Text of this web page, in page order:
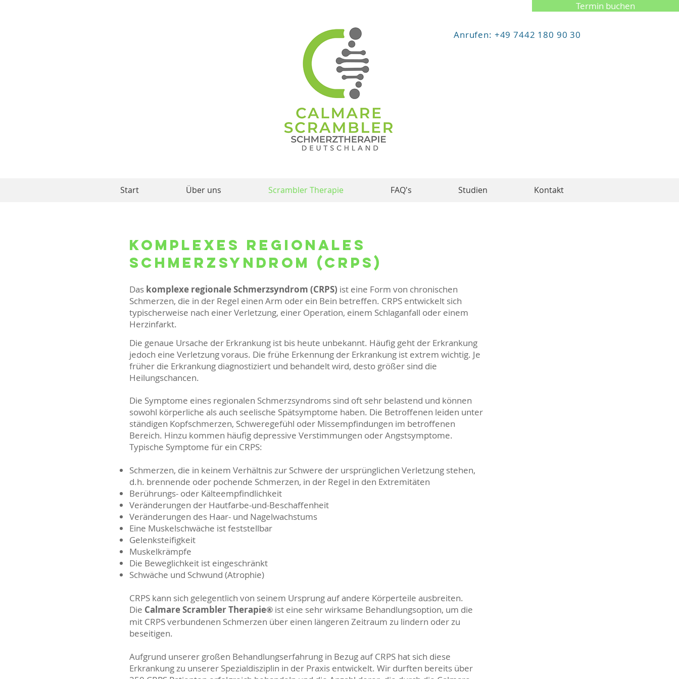
Termin buchen
Anrufen: +49 7442 180 90 30
Start Über uns Scrambler Therapie FAQ's Studien Kontakt
Komplexes regionales
Schmerzsyndrom (CRPS)
Das komplexe regionale Schmerzsyndrom (CRPS) ist eine Form von chronischen
Schmerzen, die in der Regel einen Arm oder ein Bein betreffen. CRPS entwickelt sich
typischerweise nach einer Verletzung, einer Operation, einem Schlaganfall oder einem
Herzinfarkt.
Die genaue Ursache der Erkrankung ist bis heute unbekannt. Häufig geht der Erkrankung
jedoch eine Verletzung voraus. Die frühe Erkennung der Erkrankung ist extrem wichtig. Je
früher die Erkrankung diagnostiziert und behandelt wird, desto größer sind die
Heilungschancen.
Die Symptome eines regionalen Schmerzsyndroms sind oft sehr belastend und können
sowohl körperliche als auch seelische Spätsymptome haben. Die Betroffenen leiden unter
ständigen Kopfschmerzen, Schweregefühl oder Missempfindungen im betroffenen
Bereich. Hinzu kommen häufig depressive Verstimmungen oder Angstsymptome.
Typische Symptome für ein CRPS:
Schmerzen, die in keinem Verhältnis zur Schwere der ursprünglichen Verletzung stehen,
d.h. brennende oder pochende Schmerzen, in der Regel in den Extremitäten
Berührungs- oder Kälteempfindlichkeit
Veränderungen der Hautfarbe-und-Beschaffenheit
Veränderungen des Haar- und Nagelwachstums
Eine Muskelschwäche ist feststellbar
Gelenksteifigkeit
Muskelkrämpfe
Die Beweglichkeit ist eingeschränkt
Schwäche und Schwund (Atrophie)​
CRPS kann sich gelegentlich von seinem Ursprung auf andere Körperteile ausbreiten.
Die Calmare Scrambler Therapie® ist eine sehr wirksame Behandlungsoption, um die
mit CRPS verbundenen Schmerzen über einen längeren Zeitraum zu lindern oder zu
beseitigen.
Aufgrund unserer großen Behandlungserfahrung in Bezug auf CRPS hat sich diese
Erkrankung zu unserer Spezialdisziplin in der Praxis entwickelt. Wir durften bereits über